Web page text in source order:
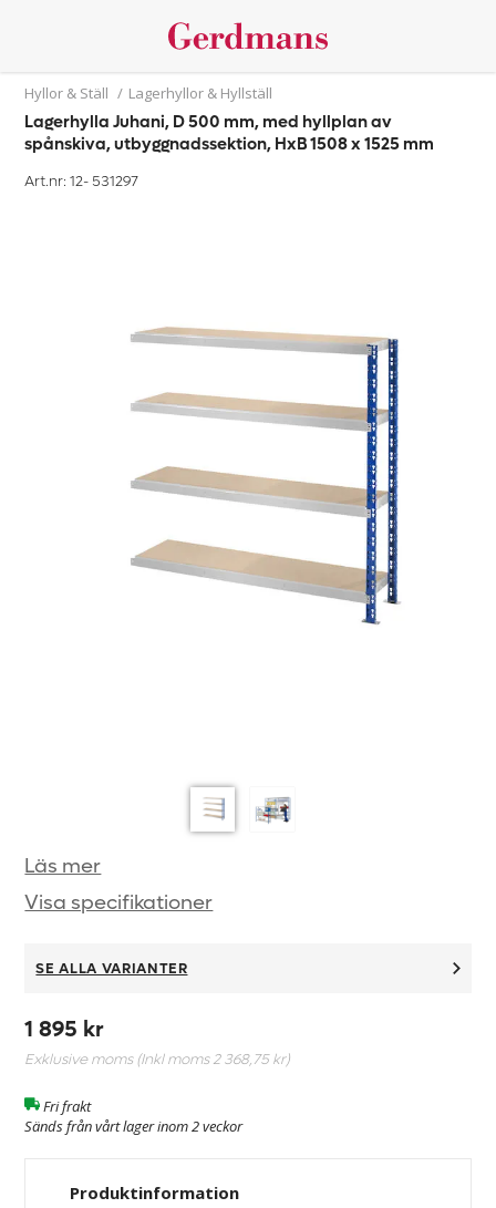
Hyllor & Ställ / Lagerhyllor & Hyllställ
Lagerhylla Juhani, D 500 mm, med hyllplan av
spånskiva, utbyggnadssektion, HxB 1508 x 1525 mm
Art.nr: 12- 531297
Läs mer
Visa specifikationer
SE ALLA VARIANTER
1 895 kr
Exklusive moms (Inkl moms2 368,75 kr)
Fri frakt
Sänds från vårt lager inom 2 veckor
Produktinformation